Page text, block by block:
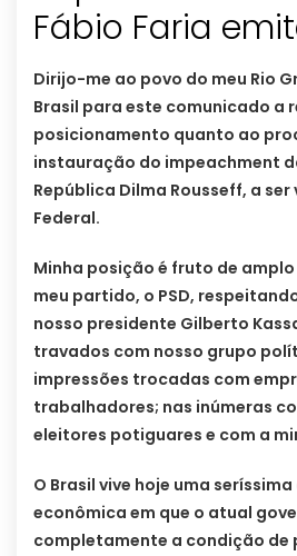
Fábio Faria
Dirijo-me ao povo do meu Rio
Brasil para este comunicado a
posicionamento quanto ao
instauração do impeachment
República Dilma Rousseff, a
Federal.
Minha posição é fruto de
meu partido, o PSD,
nosso presidente Gilberto
travados com nosso grupo
impressões trocadas com
trabalhadores; nas inúmeras
eleitores potiguares e com a
O Brasil vive hoje uma
econômica em que o atual
completamente a condição de